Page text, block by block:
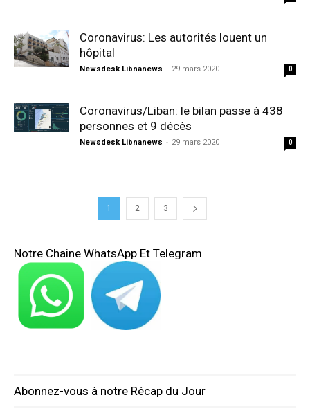
Coronavirus: Les autorités louent un
hôpital
Newsdesk Libnanews - 29 mars 2020 0
Coronavirus/Liban: le bilan passe à 438
personnes et 9 décès
Newsdesk Libnanews - 29 mars 2020 0
1 2 3
Notre Chaine WhatsApp Et Telegram
Abonnez-vous à notre Récap du Jour